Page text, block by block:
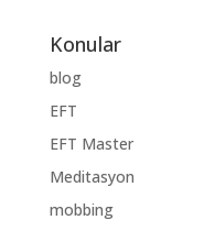
Konular
blog
EFT
EFT Master
Meditasyon
mobbing